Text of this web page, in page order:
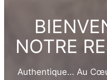
NOTRE
Authentique… Au